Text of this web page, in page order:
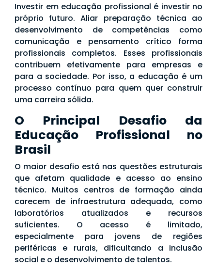
Investir em educação profissional é investir no
próprio futuro. Aliar preparação técnica ao
desenvolvimento de competências como
comunicação e pensamento crítico forma
profissionais completos. Esses profissionais
contribuem efetivamente para empresas e
para a sociedade. Por isso, a educação é um
processo contínuo para quem quer construir
uma carreira sólida.
O Principal Desafio da
Educação Profissional no
Brasil
O maior desafio está nas questões estruturais
que afetam qualidade e acesso ao ensino
técnico. Muitos centros de formação ainda
carecem de infraestrutura adequada, como
laboratórios atualizados e recursos
suficientes. O acesso é limitado,
especialmente para jovens de regiões
periféricas e rurais, dificultando a inclusão
social e o desenvolvimento de talentos.